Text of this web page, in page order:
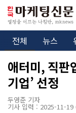
전체 뉴스
애터미, 직판
기업’ 선정
두영준 기자
기사 입력 : 2025-11-